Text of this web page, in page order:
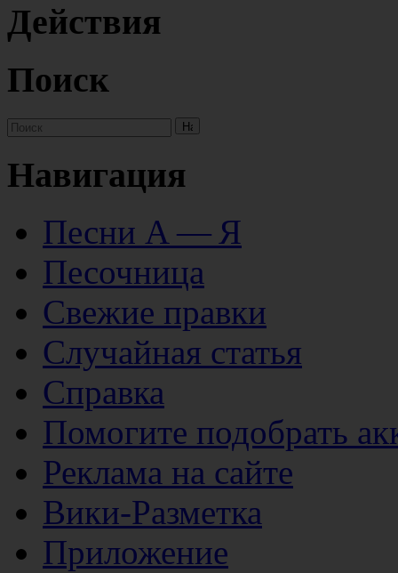
Действия
Поиск
Навигация
Песни А — Я
Песочница
Свежие правки
Случайная статья
Справка
Помогите подобрать
Реклама на сайте
Вики-Разметка
Приложение